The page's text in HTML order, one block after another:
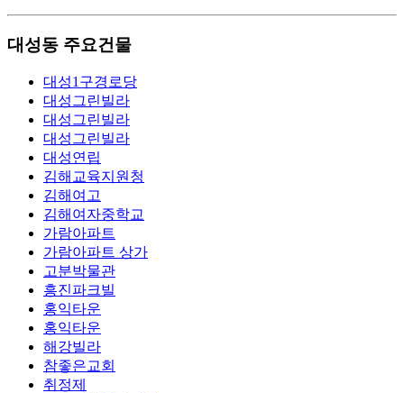
대성동 주요건물
대성1구경로당
대성그린빌라
대성그린빌라
대성그린빌라
대성연립
김해교육지원청
김해여고
김해여자중학교
가람아파트
가람아파트 상가
고분박물관
흥진파크빌
홍익타운
홍익타운
해강빌라
참좋은교회
취정제